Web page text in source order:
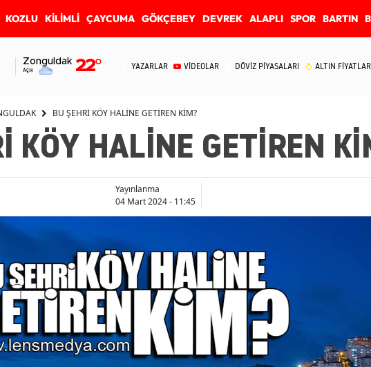
KOZLU KİLİMLİ ÇAYCUMA GÖKÇEBEY DEVREK ALAPLI SPOR BARTIN
Zonguldak
Açık 22° YAZARLAR VİDEOLAR DÖVİZ PİYASALARI ALTIN
BU ŞEHRİ KÖY HALİNE GETİREN KİM?
KÖY HALİNE GETİREN
Yayınlanma
04 Mart 2024 - 11:45